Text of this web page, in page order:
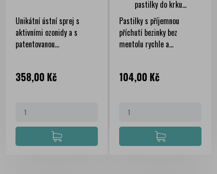
Unikátní ústní sprej s
aktivními ozonidy a s
patentovanou...
Cena
358,00 Kč
pastilky do krku...
Pastilky s příjemnou
příchutí bezinky bez
mentolu rychle a...
Cena
104,00 Kč